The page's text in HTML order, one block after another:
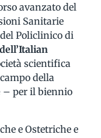
avanzato del
Sanitarie
Policlinico di
scientifica
della
– per il biennio
e Ostetriche e